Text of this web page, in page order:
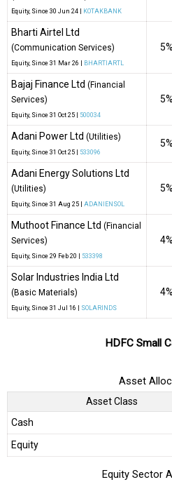
Equity , Since 30 Jun 24 | KOTAKBANK
Bharti Airtel Ltd
(Communication Services)
Equity , Since 31 Mar 26 | BHARTIARTL
5%
Bajaj Finance Ltd (Financial
Services)
Equity , Since 31 Oct 25 | 500034
5%
Adani Power Ltd (Utilities)
Equity , Since 31 Oct 25 | 533096
5%
Adani Energy Solutions Ltd
(Utilities)
Equity , Since 31 Aug 25 | ADANIENSOL
5%
Muthoot Finance Ltd (Financial
Services)
Equity , Since 29 Feb 20 | 533398
4%
Solar Industries India Ltd
(Basic Materials)
Equity , Since 31 Jul 16 | SOLARINDS
4%
HDFC Small
Asset
Asset Class
Cash
Equity
Equity Sector